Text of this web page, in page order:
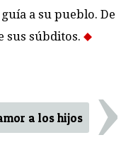
a su pueblo. De
sus súbditos.
a los hijos ›